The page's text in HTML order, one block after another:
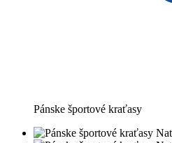
Pánske športové kraťasy